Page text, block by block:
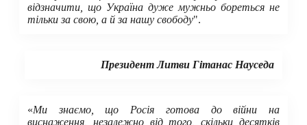
відзначити, що Україна дуже мужньо бореться не
тільки за свою, а й за нашу свободу".
Президент Литви Гітанас Науседа
«Ми знаємо, що Росія готова до війни на
виснаження, незалежно від того, скільки десятків